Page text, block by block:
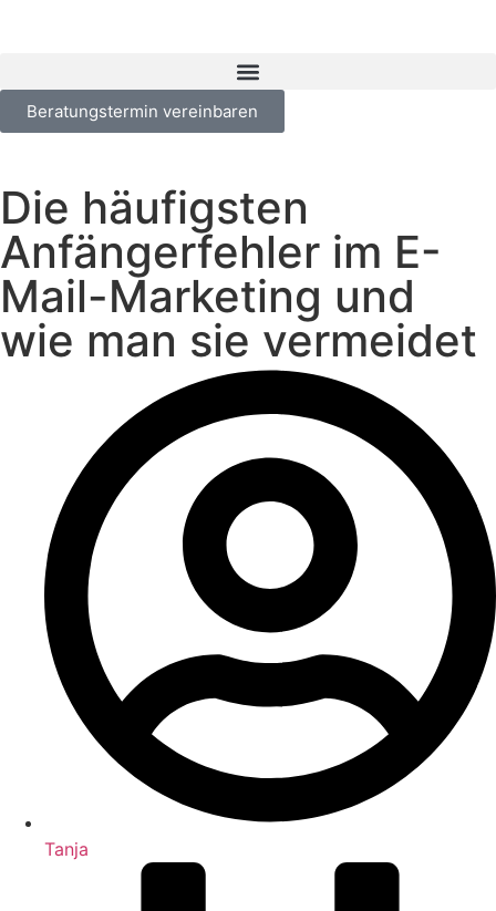
Beratungstermin vereinbaren
Die häufigsten
Anfängerfehler im E-
Mail-Marketing und
wie man sie vermeidet
Tanja